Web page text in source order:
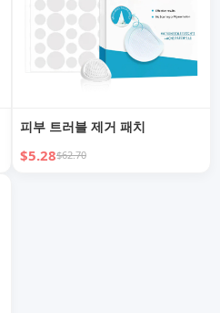
피부 트러블 제거 패치
$5.28$62.70